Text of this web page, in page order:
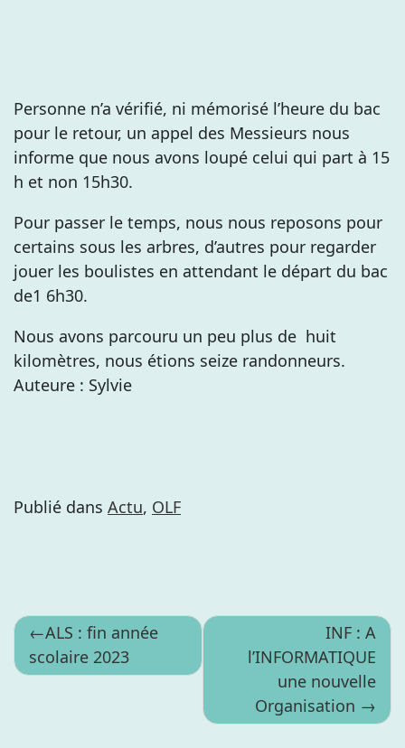
Personne n’a vérifié, ni mémorisé l’heure du bac
pour le retour, un appel des Messieurs nous
informe que nous avons loupé celui qui part à 15
h et non 15h30.
Pour passer le temps, nous nous reposons pour
certains sous les arbres, d’autres pour regarder
jouer les boulistes en attendant le départ du bac
de1 6h30.
Nous avons parcouru un peu plus de huit
kilomètres, nous étions seize randonneurs.
Auteure : Sylvie
Publié dans Actu, OLF
Navigation
de
ALS : fin année
scolaire 2023
INF : A
l’INFORMATIQUE
une nouvelle
Organisation